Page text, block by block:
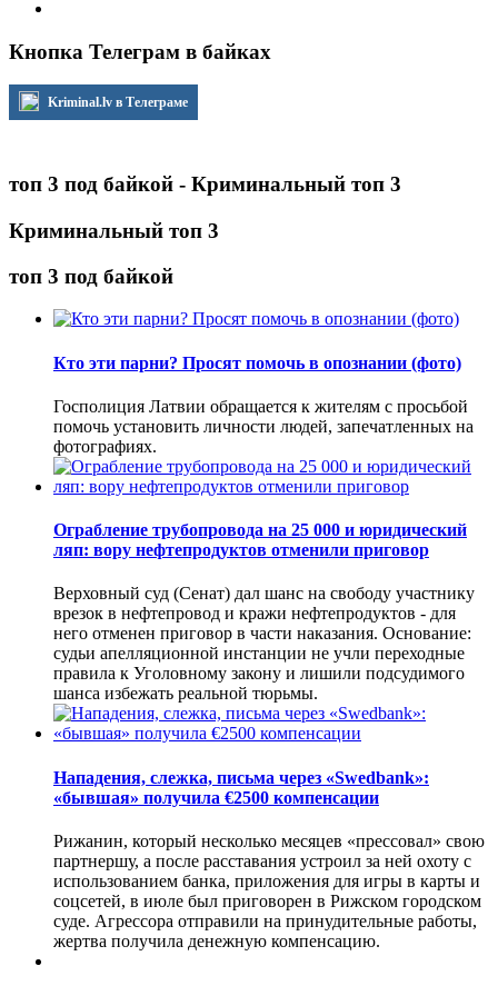
Кнопка Телеграм в байках
Kriminal.lv в Телеграме
топ 3 под байкой - Криминальный топ 3
Криминальный топ 3
топ 3 под байкой
Кто эти парни? Просят помочь в опознании (фото)
Госполиция Латвии обращается к жителям с просьбой
помочь установить личности людей, запечатленных на
фотографиях.
Ограбление трубопровода на 25 000 и юридический
ляп: вору нефтепродуктов отменили приговор
Верховный суд (Сенат) дал шанс на свободу участнику
врезок в нефтепровод и кражи нефтепродуктов - для
него отменен приговор в части наказания. Основание:
судьи апелляционной инстанции не учли переходные
правила к Уголовному закону и лишили подсудимого
шанса избежать реальной тюрьмы.
Нападения, слежка, письма через «Swedbank»:
«бывшая» получила €2500 компенсации
Рижанин, который несколько месяцев «прессовал» свою
партнершу, а после расставания устроил за ней охоту с
использованием банка, приложения для игры в карты и
соцсетей, в июле был приговорен в Рижском городском
суде. Агрессора отправили на принудительные работы,
жертва получила денежную компенсацию.